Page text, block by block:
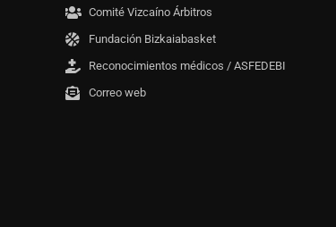
Comité Vizcaíno Árbitros
Fundación Bizkaiabasket
Reconocimientos médicos / ASFEDEBI
Correo web